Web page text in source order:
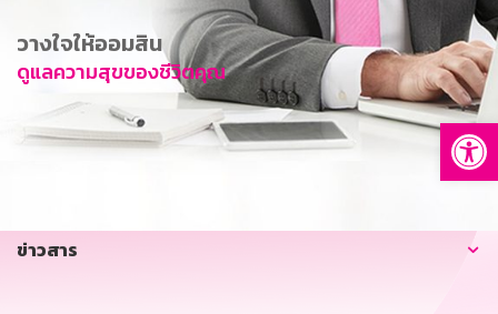
การพัฒนาที่ยั่งยืน
ข่าวสาร
บริการทางการเงิน
อื่นๆ
วางใจให้ออมสิน
ดูแลความสุขของชีวิตคุณ
ข่าวสาร